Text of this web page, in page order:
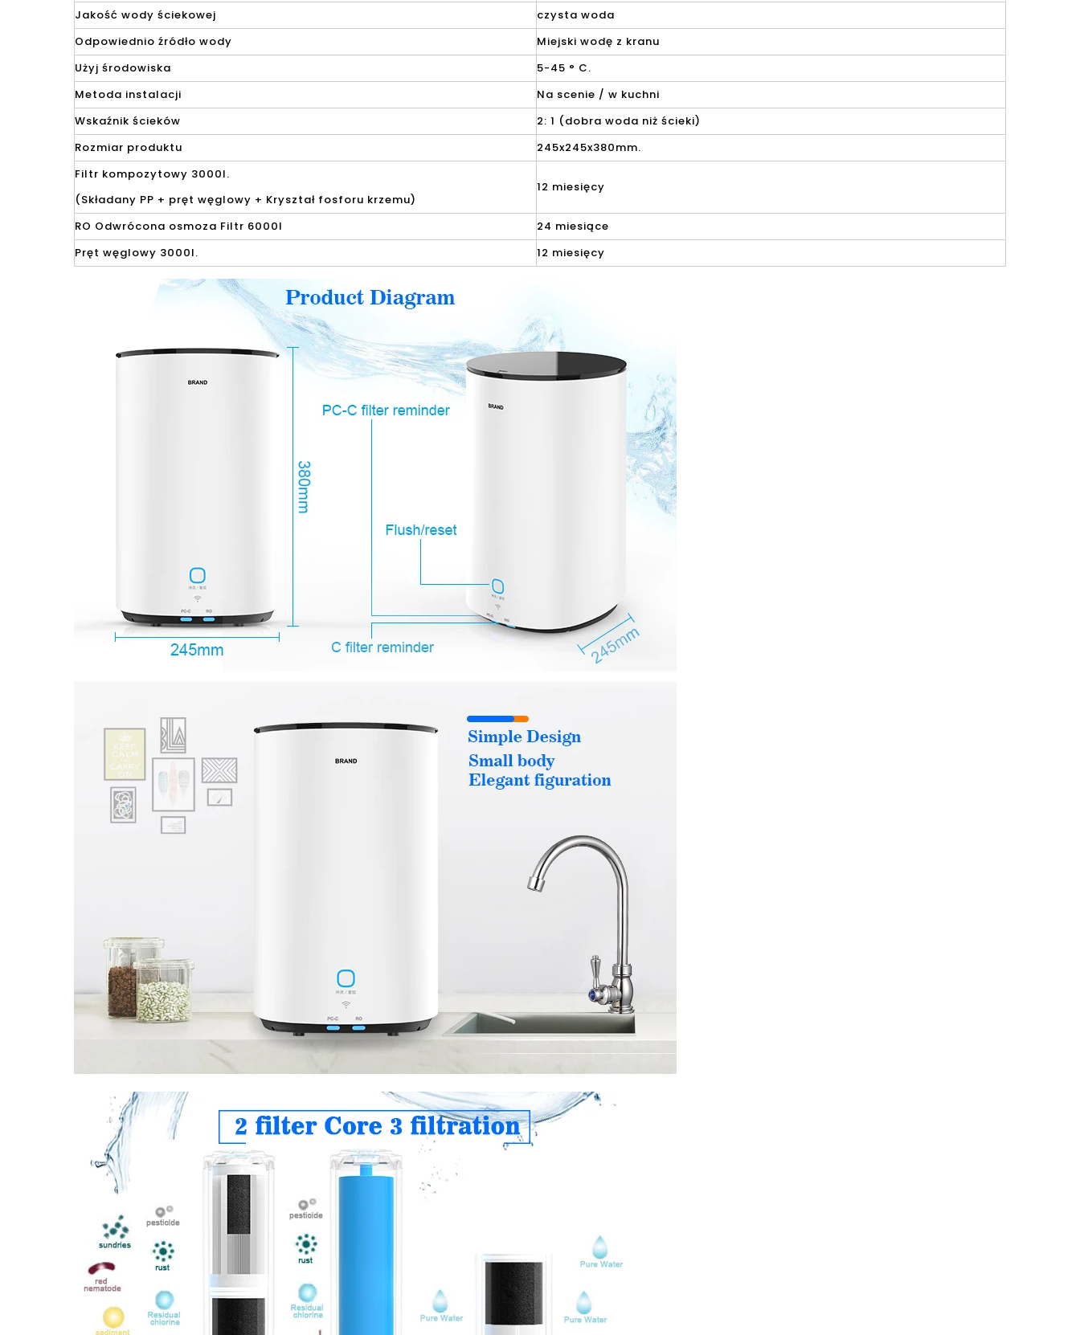
Jakość wody ściekowej
czysta woda
Odpowiednio źródło wody
Miejski wodę z kranu
Użyj środowiska
5-45 ° C.
Metoda instalacji
Na scenie / w kuchni
Wskaźnik ścieków
2: 1 (dobra woda niż ścieki)
Rozmiar produktu
245x245x380mm.
Filtr kompozytowy 3000l.
(Składany PP + pręt węglowy + Kryształ fosforu krzemu)
12 miesięcy
RO Odwrócona osmoza Filtr 6000l
24 miesiące
Pręt węglowy 3000l.
12 miesięcy